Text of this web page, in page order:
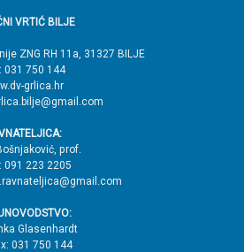
VRTIĆ BILJE
ZNG RH 11a, 31327 BILJE
031 750 144
grlica.hr
prof.
091 223 2205
Glasenhardt
031 750 144